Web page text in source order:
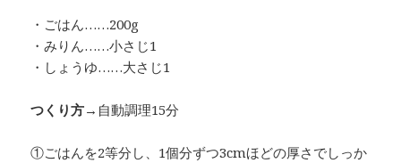
・ごはん……200g
・みりん……小さじ1
・しょうゆ……大さじ1
つくり方→ 自動調理15分
①ごはんを2等分し、1個分ずつ3cmほどの厚さでしっか